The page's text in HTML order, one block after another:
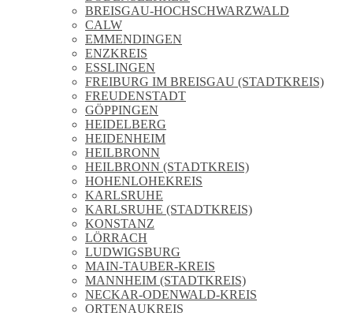
BREISGAU-HOCHSCHWARZWALD
CALW
EMMENDINGEN
ENZKREIS
ESSLINGEN
FREIBURG IM BREISGAU (STADTKREIS)
FREUDENSTADT
GÖPPINGEN
HEIDELBERG
HEIDENHEIM
HEILBRONN
HEILBRONN (STADTKREIS)
HOHENLOHEKREIS
KARLSRUHE
KARLSRUHE (STADTKREIS)
KONSTANZ
LÖRRACH
LUDWIGSBURG
MAIN-TAUBER-KREIS
MANNHEIM (STADTKREIS)
NECKAR-ODENWALD-KREIS
ORTENAUKREIS